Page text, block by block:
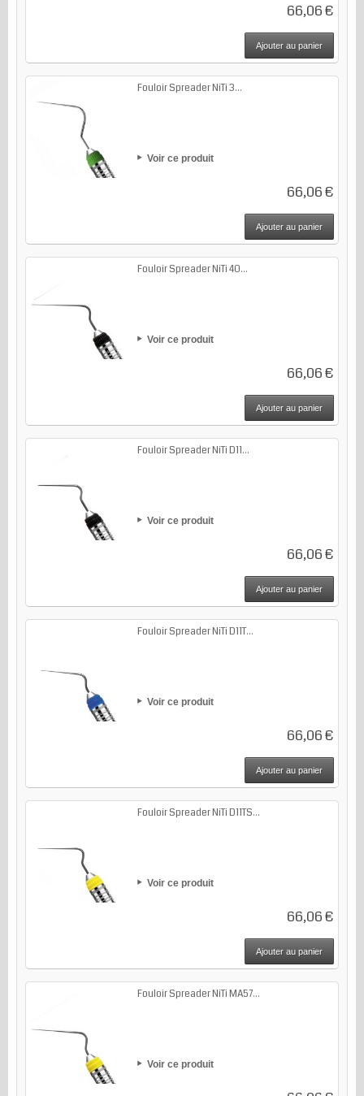
66,06 €
Ajouter au panier
Fouloir Spreader NiTi 3...
Voir ce produit
66,06 €
Ajouter au panier
Fouloir Spreader NiTi 40...
Voir ce produit
66,06 €
Ajouter au panier
Fouloir Spreader NiTi D11...
Voir ce produit
66,06 €
Ajouter au panier
Fouloir Spreader NiTi D11T...
Voir ce produit
66,06 €
Ajouter au panier
Fouloir Spreader NiTi D11TS...
Voir ce produit
66,06 €
Ajouter au panier
Fouloir Spreader NiTi MA57...
Voir ce produit